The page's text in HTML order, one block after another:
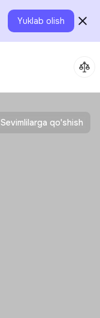
Yuklab olish
Sevimlilarga qo'shish